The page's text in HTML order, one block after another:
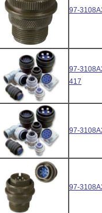
97-
97-
417
97-
97-